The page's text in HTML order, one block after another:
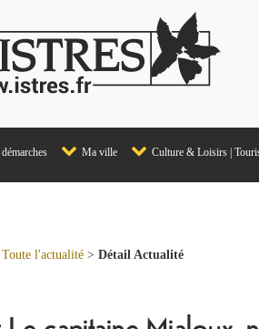
Ma ville Culture & Loisirs |
Toute l'actualité > Détail Actualité